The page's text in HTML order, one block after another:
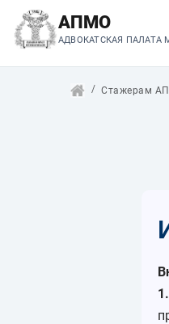
АПМО
АДВОКАТСКАЯ ПАЛАТА
Стажерам
1.